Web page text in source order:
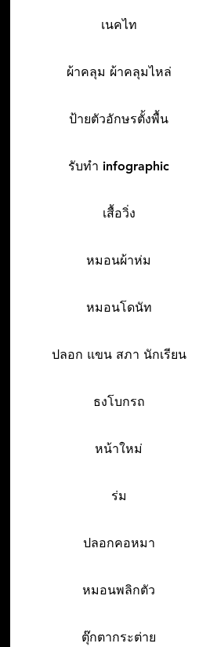
เนคไท
ผ้าคลุม ผ้าคลุมไหล่
ป้ายตัวอักษรตั้งพื้น
รับทำ infographic
เสื้อวิ่ง
หมอนผ้าห่ม
หมอนโดนัท
ปลอก แขน สภา นักเรียน
ธงโบกรถ
หน้าใหม่
ร่ม
ปลอกคอหมา
หมอนพลิกตัว
ตุ๊กตากระต่าย